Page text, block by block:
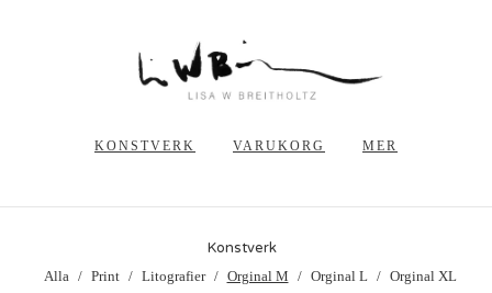
KONSTVERK VARUKORG MER
Konstverk
Alla Print Litografier Orginal M Orginal L
Orginal XL